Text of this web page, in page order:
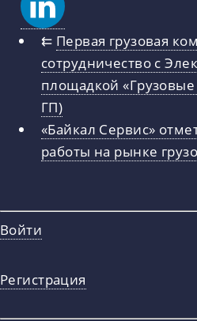
⇇ Первая грузовая
сотрудничество с
площадкой
ГП)
«Байкал Сервис»
работы на рынке
Войти
Регистрация